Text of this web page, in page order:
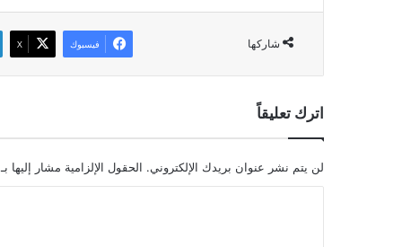
شاركها فيسبوك ‫X
اترك تعليقاً
لن يتم نشر عنوان بريدك الإلكتروني. الحقول الإلزامية مشار إليها بـ